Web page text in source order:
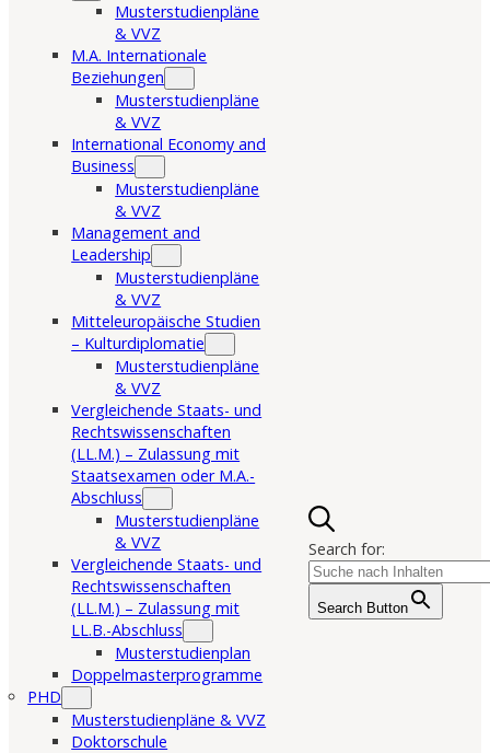
Musterstudienpläne
& VVZ
M.A. Internationale
Beziehungen
Musterstudienpläne
& VVZ
International Economy and
Business
Musterstudienpläne
& VVZ
Management and
Leadership
Musterstudienpläne
& VVZ
Mitteleuropäische Studien
– Kulturdiplomatie
Musterstudienpläne
& VVZ
Vergleichende Staats- und
Rechtswissenschaften
(LL.M.) – Zulassung mit
Staatsexamen oder M.A.-
Abschluss
Musterstudienpläne
& VVZ
Vergleichende Staats- und
Rechtswissenschaften
(LL.M.) – Zulassung mit
LL.B.-Abschluss
Musterstudienplan
Doppelmasterprogramme
PHD
Musterstudienpläne & VVZ
Doktorschule
Search for:
Search Button